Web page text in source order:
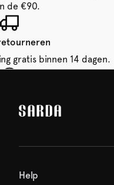
de €90.
gratis binnen 14 dagen.
van SARDA — je eerste
Help